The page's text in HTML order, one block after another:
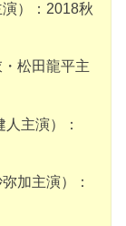
）：2018秋
松田龍平主
人主演）：
加主演）：